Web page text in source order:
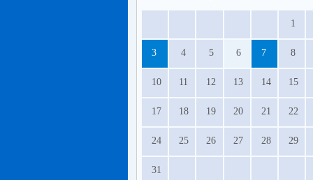
1
3 4 5 6 7 8
10 11 12 13 14 15
17 18 19 20 21 22
24 25 26 27 28 29
31